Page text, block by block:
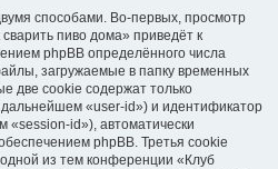
способами. Во-первых, просмотр
пиво дома» приведёт к
phpBB определённого числа
загружаемые в папку временных
две cookie содержат только
«user-id») и идентификатор
«session-id»), автоматически
phpBB. Третья cookie
из тем конференции «Клуб